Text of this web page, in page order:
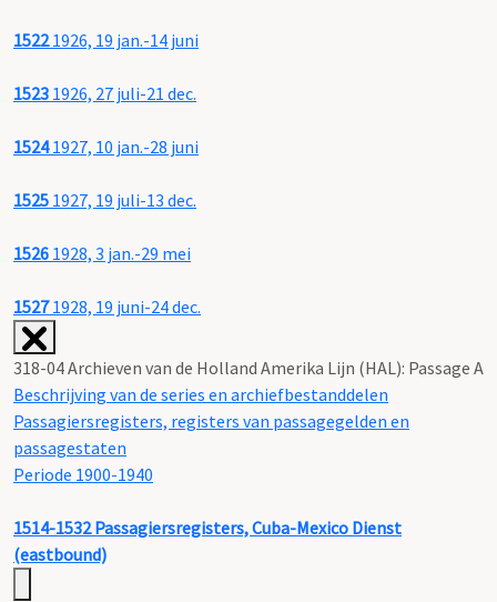
15221926, 19 jan.-14 juni
1523 1926, 27 juli-21 dec.
15241927, 10 jan.-28 juni
1525 1927, 19 juli-13 dec.
1526 1928, 3 jan.-29 mei
1527 1928, 19 juni-24 dec.
318-04 Archieven van de Holland Amerika Lijn (HAL): Passage A
Beschrijving van de series en archiefbestanddelen
Passagiersregisters, registers van passagegelden en
passagestaten
Periode 1900-1940
1514-1532 Passagiersregisters, Cuba-Mexico Dienst
(eastbound)